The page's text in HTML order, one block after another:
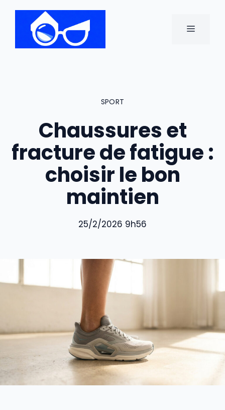
contenu
MENU
SPORT
Chaussures et
fracture de fatigue :
choisir le bon
maintien
25/2/2026 9h56